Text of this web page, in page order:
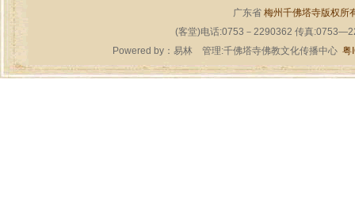
广东省 梅州千佛塔寺版权所
(客堂)电话:0753－2290362 传真
Powered by： 易林管理:千佛塔寺佛教文化传播中心 粤